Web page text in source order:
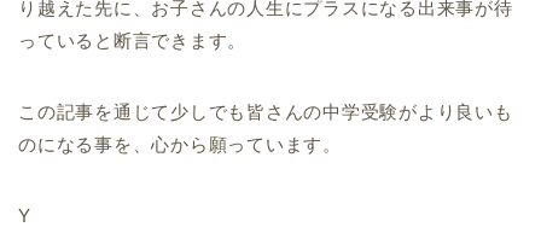
り越えた先に、お子さんの人生にプラスになる出来事が待
っていると断言できます。
この記事を通じて少しでも皆さんの中学受験がより良いも
のになる事を、心から願っています。
Y